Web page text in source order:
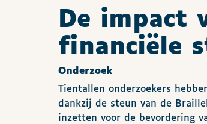
De impact
financiële
Onderzoek
Tientallen onderzoekers
dankzij de steun van de
inzetten voor de bevordering